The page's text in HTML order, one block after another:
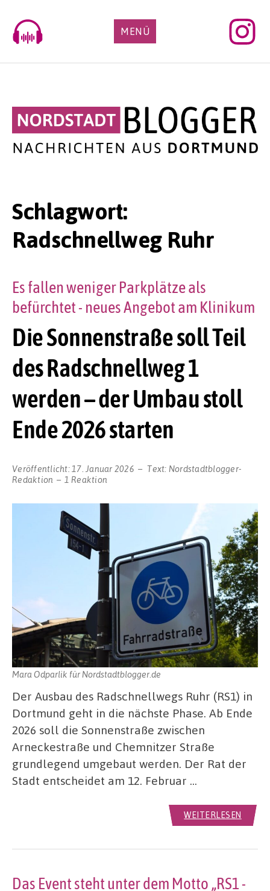
content
MENÜ
Schlagwort:
Radschnellweg Ruhr
Die Sonnenstraße soll Teil
des Radschnellweg 1
werden – der Umbau stoll
Ende 2026 starten
Es fallen weniger Parkplätze als
befürchtet - neues Angebot am Klinikum
Veröffentlicht: 17. Januar 2026 Text: Nordstadtblogger-
Redaktion
1 Reaktion
Mara Odparlik für Nordstadtblogger.de
Der Ausbau des Radschnellwegs Ruhr (RS1) in
Dortmund geht in die nächste Phase. Ab Ende
2026 soll die Sonnenstraße zwischen
Arneckestraße und Chemnitzer Straße
grundlegend umgebaut werden. Der Rat der
Stadt entscheidet am 12. Februar …
WEITERLESEN
Das Event steht unter dem Motto „RS1 -